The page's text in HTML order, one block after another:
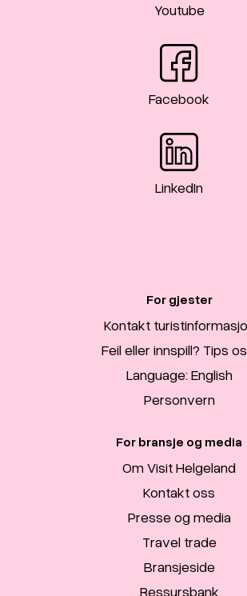
Youtube
Facebook
LinkedIn
For gjester
Kontakt
Feil eller innspill? Tips
Language: English
Personvern
For bransje og media
Om Visit Helgeland
Kontakt oss
Presse og media
Travel trade
Bransjeside
Ressursbank